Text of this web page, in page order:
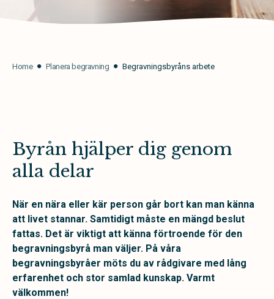
Home Planera begravning Begravningsbyråns arbete
Byrån hjälper dig genom
alla delar
När en nära eller kär person går bort kan man känna
att livet stannar. Samtidigt måste en mängd beslut
fattas. Det är viktigt att känna förtroende för den
begravningsbyrå man väljer. På våra
begravningsbyråer möts du av rådgivare med lång
erfarenhet och stor samlad kunskap. Varmt
välkommen!